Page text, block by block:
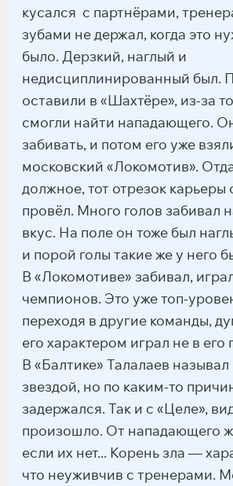
кусался с партнёрами,
зубами не держал, когда это
было. Дерзкий, наглый и
недисциплинированный был.
оставили в «Шахтёре», из-за
смогли найти нападающего.
забивать, и потом его уже
московский «Локомотив».
должное, тот отрезок
провёл. Много голов забивал
вкус. На поле он тоже был
и порой голы такие же у него
В «Локомотиве» забивал,
чемпионов. Это уже топ-
переходя в другие команды,
его характером играл не в его
В «Балтике» Талалаев называл
звездой, но по каким-то
задержался. Так и с «Целе»,
произошло. От нападающего
если их нет... Корень зла —
что неуживчив с тренерами.